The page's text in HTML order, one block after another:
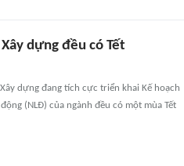
dựng đều có Tết
dựng đang tích cực triển khai Kế hoạch
(NLĐ) của ngành đều có một mùa Tết